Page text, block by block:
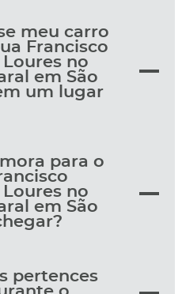
meu carro
Francisco
Loures no
em São
um lugar
para o
Loures no
em São
pertences